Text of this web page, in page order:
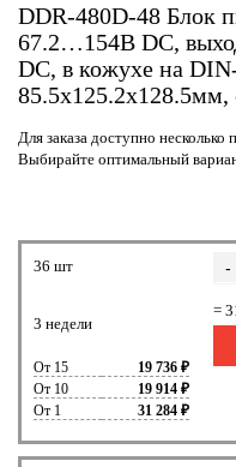
DDR-480D-48 Блок
67.2…154В DC,
DC, в кожухе на
Для заказа доступно несколько
Выбирайте оптимальный
36 шт
3 недели
От 15
19 736 ₽
От 10
19 914 ₽
От 1
31 284 ₽
-
=